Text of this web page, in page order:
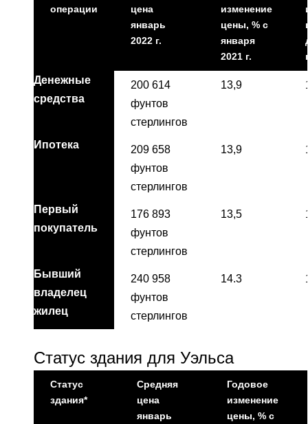
операции
цена
январь
2022 г.
изменение
цены, % с
января
2021 г.
Денежные
средства
200 614
фунтов
стерлингов
13,9
Ипотека
209 658
фунтов
стерлингов
13,9
Первый
покупатель
176 893
фунтов
стерлингов
13,5
Бывший
владелец
жилец
240 958
фунтов
стерлингов
14.3
Статус здания для Уэльса
Статус
здания*
Средняя
цена
январь
Годовое
изменение
цены, % с